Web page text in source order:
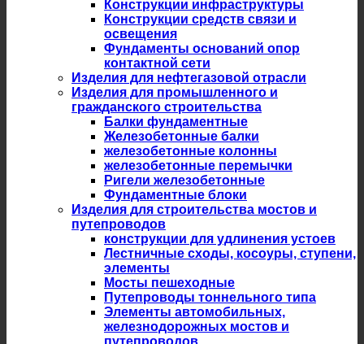
Конструкции инфраструктуры
Конструкции средств связи и
освещения
Фундаменты оснований опор
контактной сети
Изделия для нефтегазовой отрасли
Изделия для промышленного и
гражданского строительства
Балки фундаментные
Железобетонные балки
железобетонные колонны
железобетонные перемычки
Ригели железобетонные
Фундаментные блоки
Изделия для строительства мостов и
путепроводов
конструкции для удлинения устоев
Лестничные сходы, косоуры, ступени,
элементы
Мосты пешеходные
Путепроводы тоннельного типа
Элементы автомобильных,
железнодорожных мостов и
путепроводов